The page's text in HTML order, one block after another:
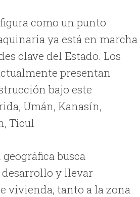
como un punto
ya está en marcha
clave del Estado. Los
presentan
bajo este
Umán, Kanasín,
Ticul
busca
y llevar
vivienda, tanto a la zona